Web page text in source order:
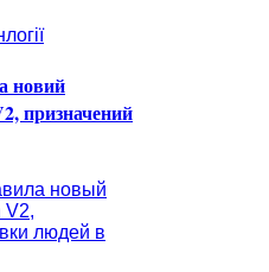
новий
призначений